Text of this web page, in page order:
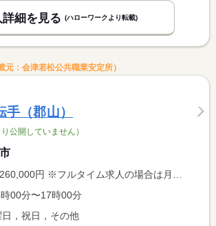
詳細を見る (ハローワークより転載)
：会津若松公共職業安定所）
手（郡山）
公開していません）
イム求人の場合は月額（換算額）、パート求人の場合は時間額を表示しています。
00分〜17時00分
，祝日，その他